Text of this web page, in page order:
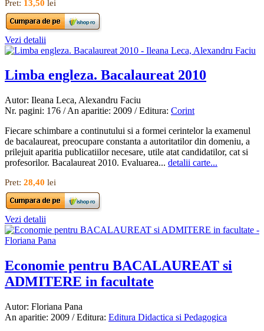
Pret: 13,50 lei
Vezi detalii
Limba engleza. Bacalaureat 2010
Autor: Ileana Leca, Alexandru Faciu
Nr. pagini: 176 / An aparitie: 2009 / Editura: Corint
Fiecare schimbare a continutului si a formei cerintelor la examenul
de bacalaureat, preocupare constanta a autoritatilor din domeniu, a
prilejuit aparitia publicatiilor necesare, utile atat candidatilor, cat si
profesorilor. Bacalaureat 2010. Evaluarea... detalii carte...
Pret: 28,40 lei
Vezi detalii
Economie pentru BACALAUREAT si
ADMITERE in facultate
Autor: Floriana Pana
An aparitie: 2009 / Editura: Editura Didactica si Pedagogica